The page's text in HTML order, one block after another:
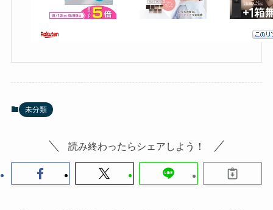
未分類
読み終わったらシェアしよう！